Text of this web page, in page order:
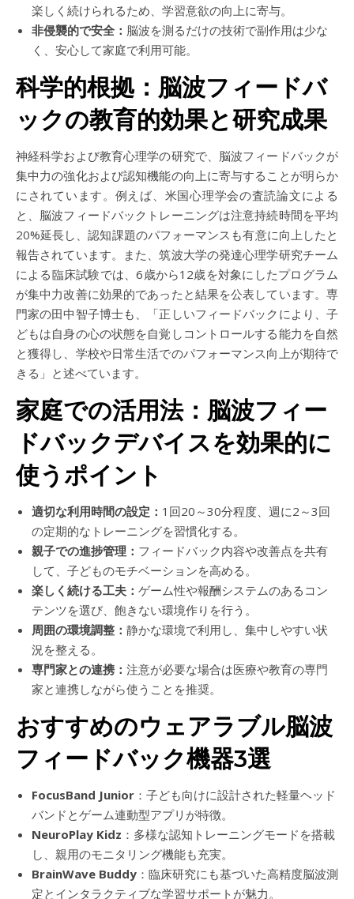
楽しく続けられるため、学習意欲の向上に寄与。
非侵襲的で安全： 脳波を測るだけの技術で副作用は少な
く、安心して家庭で利用可能。
科学的根拠：脳波フィードバ
ックの教育的効果と研究成果
神経科学および教育心理学の研究で、脳波フィードバックが
集中力の強化および認知機能の向上に寄与することが明らか
にされています。例えば、米国心理学会の査読論文による
と、脳波フィードバックトレーニングは注意持続時間を平均
20%延長し、認知課題のパフォーマンスも有意に向上したと
報告されています。また、筑波大学の発達心理学研究チーム
による臨床試験では、6歳から12歳を対象にしたプログラム
が集中力改善に効果的であったと結果を公表しています。専
門家の田中智子博士も、「正しいフィードバックにより、子
どもは自身の心の状態を自覚しコントロールする能力を自然
と獲得し、学校や日常生活でのパフォーマンス向上が期待で
きる」と述べています。
家庭での活用法：脳波フィー
ドバックデバイスを効果的に
使うポイント
適切な利用時間の設定： 1回20～30分程度、週に2～3回
の定期的なトレーニングを習慣化する。
親子での進捗管理： フィードバック内容や改善点を共有
して、子どものモチベーションを高める。
楽しく続ける工夫： ゲーム性や報酬システムのあるコン
テンツを選び、飽きない環境作りを行う。
周囲の環境調整： 静かな環境で利用し、集中しやすい状
況を整える。
専門家との連携： 注意が必要な場合は医療や教育の専門
家と連携しながら使うことを推奨。
おすすめのウェアラブル脳波
フィードバック機器3選
FocusBand Junior ：子ども向けに設計された軽量ヘッド
バンドとゲーム連動型アプリが特徴。
NeuroPlay Kidz ：多様な認知トレーニングモードを搭載
し、親用のモニタリング機能も充実。
BrainWave Buddy ：臨床研究にも基づいた高精度脳波測
定とインタラクティブな学習サポートが魅力。